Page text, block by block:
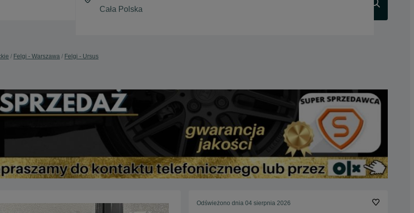
Felgi - Warszawa Felgi - Ursus
Odświeżono dnia 04 sierpnia 2026